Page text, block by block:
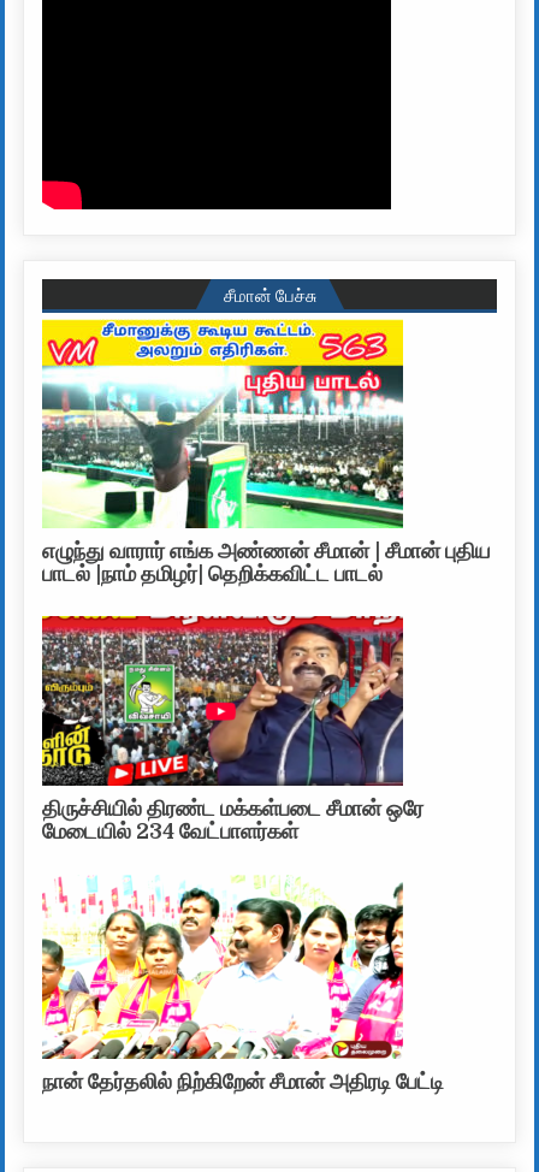
சீமான் பேச்சு
எழுந்து வாரார் எங்க அண்ணன் சீமான் | சீமான் புதிய
பாடல் |நாம் தமிழர்| தெறிக்கவிட்ட பாடல்
திருச்சியில் திரண்ட மக்கள்படை சீமான் ஒரே
மேடையில் 234 வேட்பாளர்கள்
நான் தேர்தலில் நிற்கிறேன் சீமான் அதிரடி பேட்டி